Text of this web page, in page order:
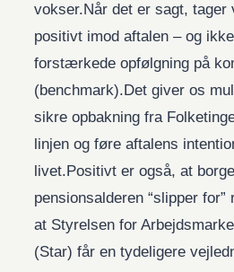
vokser.Når det er sagt, tager
positivt imod aftalen – og
forstærkede opfølgning på
(benchmark).Det giver os
sikre opbakning fra
linjen og føre aftalens
livet.Positivt er også, at
pensionsalderen “slipper
at Styrelsen for
(Star) får en tydeligere